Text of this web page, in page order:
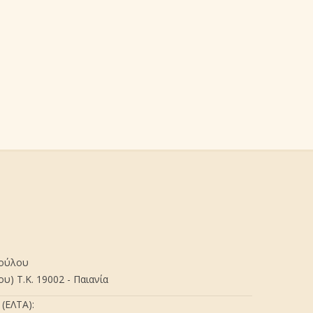
Τ.Κ. 19002 - Παιανία